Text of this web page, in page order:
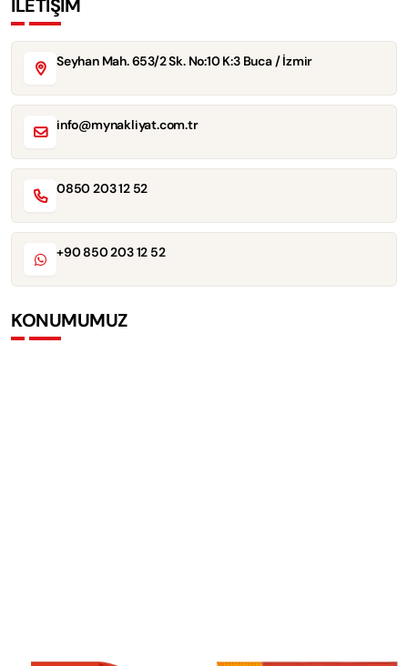
İLETİŞİM
Seyhan Mah. 653/2 Sk. No:10 K:3 Buca / İzmir
info@mynakliyat.com.tr
0850 203 12 52
+90 850 203 12 52
KONUMUMUZ